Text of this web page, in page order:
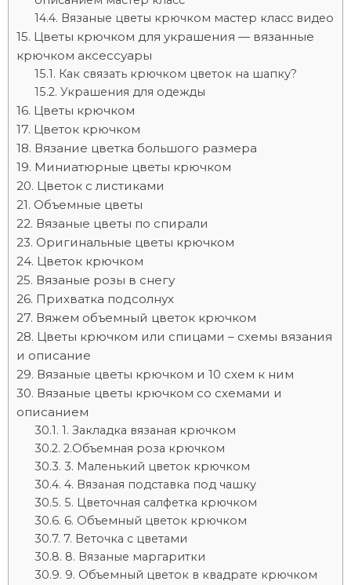
Вязаные цветы крючком мастер класс видео
Цветы крючком для украшения — вязанные
крючком аксессуары
Как связать крючком цветок на шапку?
Украшения для одежды
Цветы крючком
Цветок крючком
Вязание цветка большого размера
Миниатюрные цветы крючком
Цветок с листиками
Объемные цветы
Вязаные цветы по спирали
Оригинальные цветы крючком
Цветок крючком
Вязаные розы в снегу
Прихватка подсолнух
Вяжем объемный цветок крючком
Цветы крючком или спицами – схемы вязания
и описание
Вязаные цветы крючком и 10 схем к ним
Вязаные цветы крючком со схемами и
описанием
1. Закладка вязаная крючком
2.Объемная роза крючком
3. Маленький цветок крючком
4. Вязаная подставка под чашку
5. Цветочная салфетка крючком
6. Объемный цветок крючком
7. Веточка с цветами
8. Вязаные маргаритки
9. Объемный цветок в квадрате крючком